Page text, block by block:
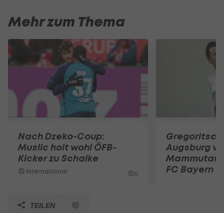
Mehr zum Thema
Nach Dzeko-Coup:
Muslic holt wohl ÖFB-
Kicker zu Schalke
International 11
Gregoritsch
Augsburg
FC Bayern
TEILEN